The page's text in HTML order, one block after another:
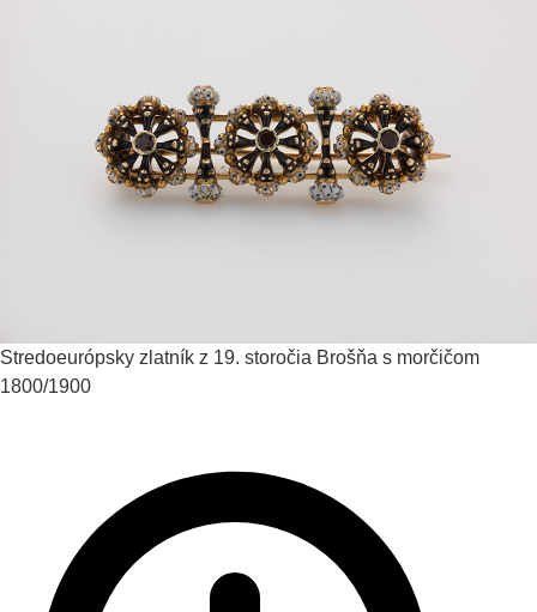
Stredoeurópsky zlatník z 19. storočia Brošňa s morčičom
1800/1900